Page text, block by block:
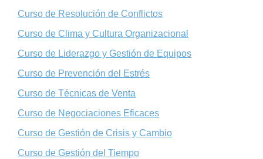
Curso de Resolución de Conflictos
Curso de Clima y Cultura Organizacional
Curso de Liderazgo y Gestión de Equipos
Curso de Prevención del Estrés
Curso de Técnicas de Venta
Curso de Negociaciones Eficaces
Curso de Gestión de Crisis y Cambio
Curso de Gestión del Tiempo